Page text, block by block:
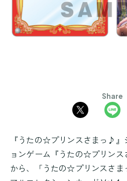
Share
『うたの☆プリンスさまっ♪』
ョンゲーム『うたの☆プリンス
から、「うたの☆プリンスさ